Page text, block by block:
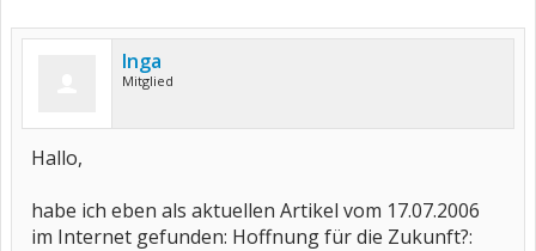
Inga
Mitglied
Hallo,
habe ich eben als aktuellen Artikel vom 17.07.2006
im Internet gefunden: Hoffnung für die Zukunft?: